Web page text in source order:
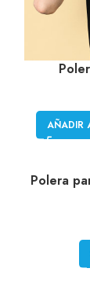
AÑADIR
Polera